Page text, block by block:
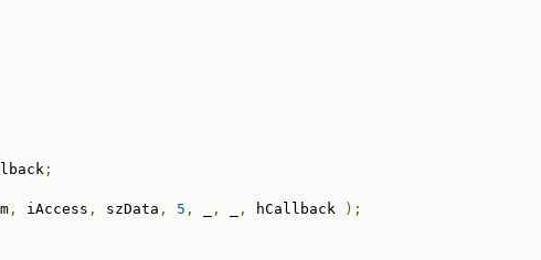
;
, iAccess , szData , 5 , , , hCallback );